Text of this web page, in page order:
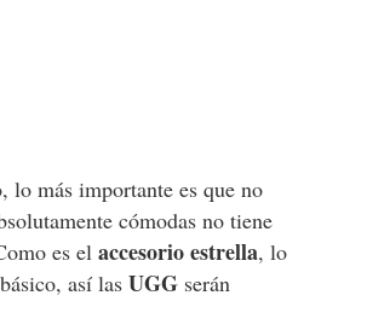
lo más importante es que no
cómodas no tiene
es el accesorio estrella, lo
así lasUGG serán